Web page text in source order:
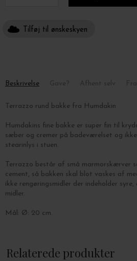
Tilføj til ønskeskyen
Beskrivelse
Terrazzo rund bakke fra Humdakin
Humdakins fine bakke er super fin til
sæber og cremer på badeværelset og
stearinlys i stuen.
Terrazzo består af små marmorskærver
cement, så bakken skal blot vaskes af
ikke rengøringsmidler der indeholder
midler.
Mål: Ø: 20 cm.
Relaterede produkter